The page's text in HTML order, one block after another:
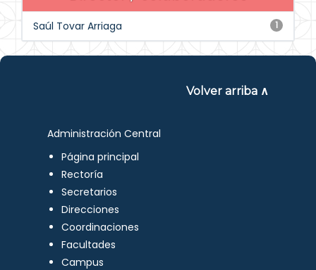
1
Saúl Tovar Arriaga
Volver arriba ∧
Administración Central
Página principal
Rectoría
Secretarios
Direcciones
Coordinaciones
Facultades
Campus